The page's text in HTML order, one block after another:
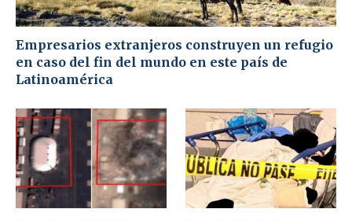
Empresarios extranjeros construyen un refugio
en caso del fin del mundo en este país de
Latinoamérica